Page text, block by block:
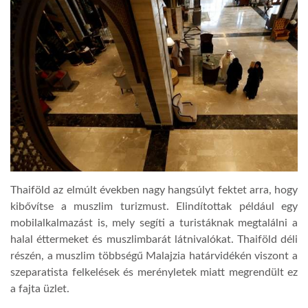
Thaiföld az elmúlt években nagy hangsúlyt fektet arra, hogy
kibővítse a muszlim turizmust. Elindítottak például egy
mobilalkalmazást is, mely segíti a turistáknak megtalálni a
halal éttermeket és muszlimbarát látnivalókat. Thaiföld déli
részén, a muszlim többségű Malajzia határvidékén viszont a
szeparatista felkelések és merényletek miatt megrendült ez
a fajta üzlet.